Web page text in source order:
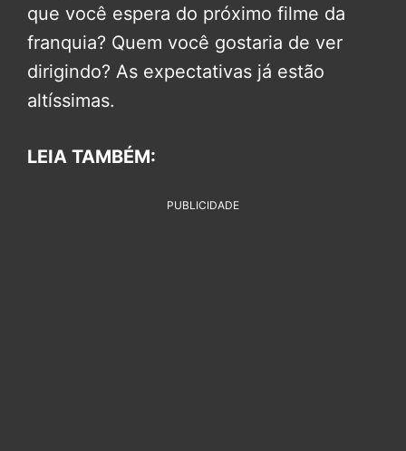
que você espera do próximo filme da
franquia? Quem você gostaria de ver
dirigindo? As expectativas já estão
altíssimas.
LEIA TAMBÉM:
PUBLICIDADE